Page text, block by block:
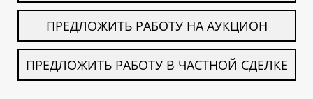
ПРЕДЛОЖИТЬ РАБОТУ НА АУКЦИОН
ПРЕДЛОЖИТЬ РАБОТУ В ЧАСТНОЙ СДЕЛКЕ